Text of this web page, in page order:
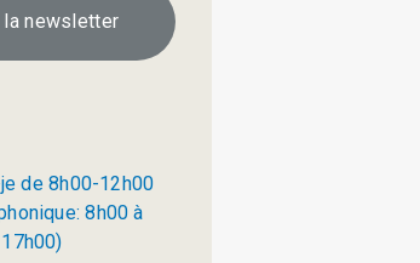
la newsletter
de 8h00-12h00
8h00 à